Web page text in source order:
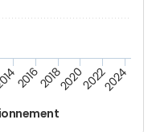
20162018202020222024